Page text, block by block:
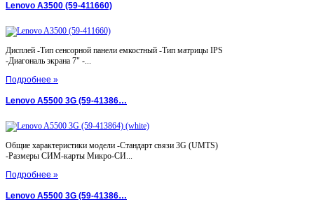
Lenovo A3500 (59-411660)
Дисплей -Тип сенсорной панели емкостный -Тип матрицы IPS
-Диагональ экрана 7" -...
Подробнее »
Lenovo A5500 3G (59-41386…
Общие характеристики модели -Стандарт связи 3G (UMTS)
-Размеры СИМ-карты Микро-СИ...
Подробнее »
Lenovo A5500 3G (59-41386…